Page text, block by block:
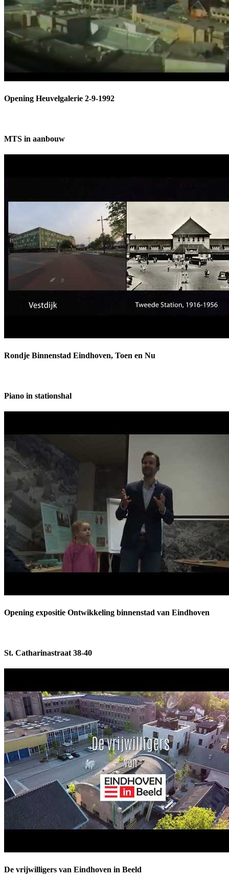
Opening Heuvelgalerie 2-9-1992
MTS in aanbouw
Rondje Binnenstad Eindhoven, Toen en Nu
Piano in stationshal
Opening expositie Ontwikkeling binnenstad van Eindhoven
St. Catharinastraat 38-40
De vrijwilligers van Eindhoven in Beeld